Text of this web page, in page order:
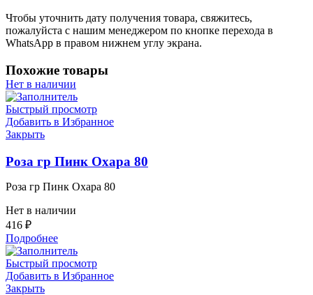
Чтобы уточнить дату получения товара, свяжитесь,
пожалуйста с нашим менеджером по кнопке перехода в
WhatsApp в правом нижнем углу экрана.
Похожие товары
Нет в наличии
Быстрый просмотр
Добавить в Избранное
Закрыть
Роза гр Пинк Охара 80
Роза гр Пинк Охара 80
Нет в наличии
416 ₽
Подробнее
Быстрый просмотр
Добавить в Избранное
Закрыть